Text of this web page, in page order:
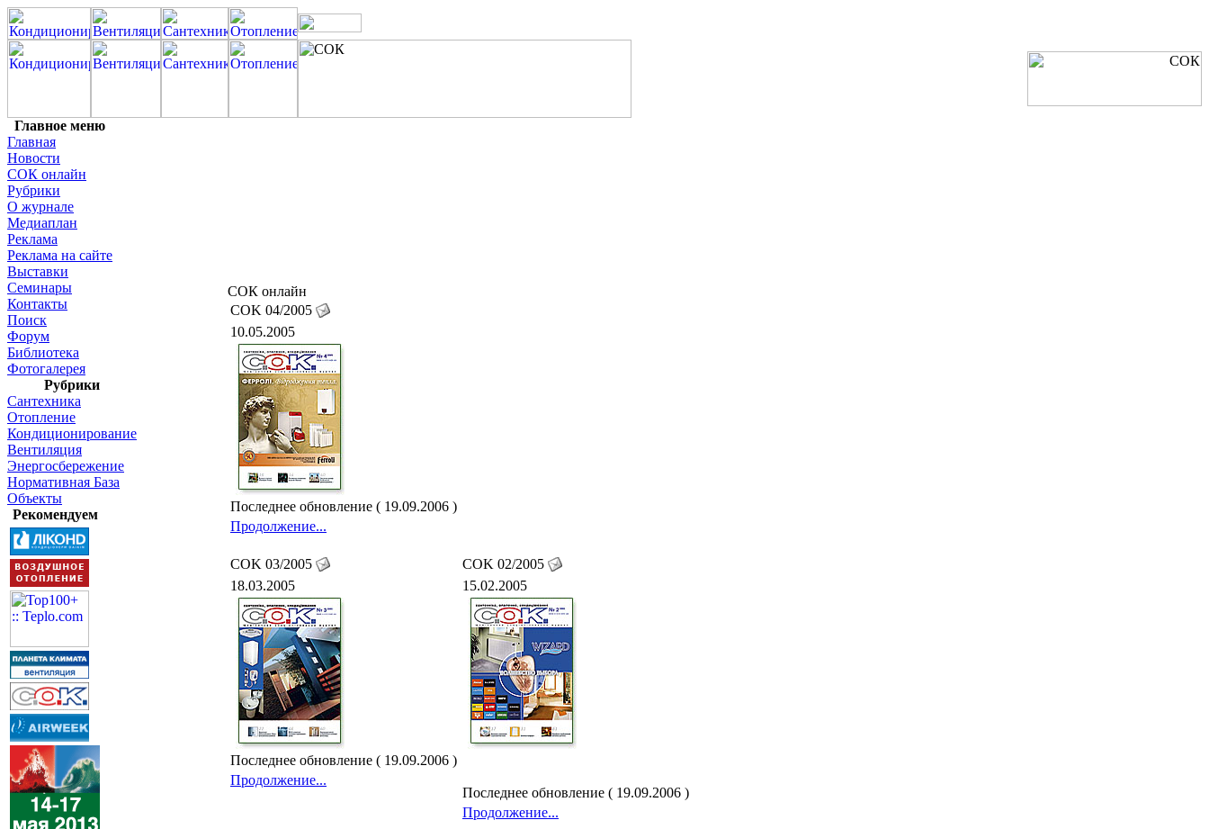
Главное меню
Главная
Новости
СОК онлайн
Рубрики
О журнале
Медиаплан
Реклама
Реклама на сайте
Выставки
Семинары
Контакты
Поиск
Форум
Библиотека
Фотогалерея
Рубрики
Сантехника
Отопление
Кондиционирование
Вентиляция
Энергосбережение
Нормативная База
Объекты
Рекомендуем
СОК онлайн
COK 04/2005
10.05.2005
Последнее обновление ( 19.09.2006 )
Продолжение...
COK 03/2005
18.03.2005
Последнее обновление ( 19.09.2006 )
Продолжение...
COK 02/2005
15.02.2005
Последнее обновление ( 19.09.2006 )
Продолжение...